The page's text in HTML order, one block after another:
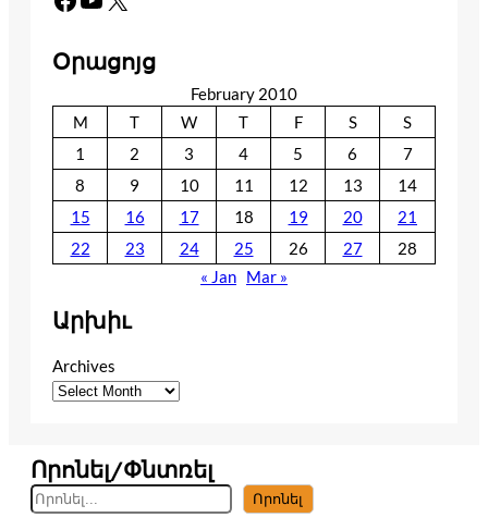
Օրացոյց
February 2010
M
T W T F S
S
1
2 3 4 5 6
7
8
9 10 11 12 13
14
15
16 17 18 19 20
21
22
23 24 25 26 27
28
« Jan Mar »
Արխիւ
Archives
Որոնել/Փնտռել
S
e
Որոնել